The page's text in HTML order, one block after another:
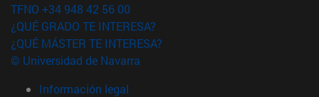
TFNO +34 948 42 56 00
¿QUÉ GRADO TE INTERESA?
¿QUÉ MÁSTER TE INTERESA?
© Universidad de Navarra
Información legal